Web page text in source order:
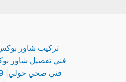
تركيب شاور
فني تفصيل شاور
فني صحي حولي| 61002329